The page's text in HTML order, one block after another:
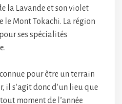
la Lavande et son violet
le Mont Tokachi. La région
ses spécialités
pour être un terrain
il s’agit donc d’un lieu que
moment de l’année